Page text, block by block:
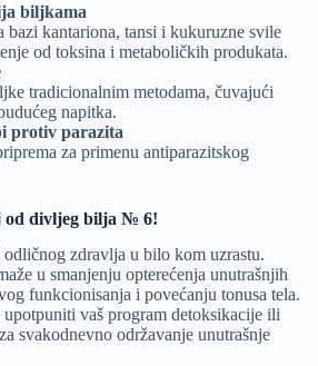
biljkama
bazi kantariona, tansi i kukuruzne svile
od toksina i metaboličkih produkata.
tradicionalnim metodama, čuvajući
napitka.
protiv parazita
za primenu antiparazitskog
od divljeg bilja № 6!
zdravlja u bilo kom uzrastu.
u smanjenju opterećenja unutrašnjih
funkcionisanja i povećanju tonusa tela.
vaš program detoksikacije ili
svakodnevno održavanje unutrašnje